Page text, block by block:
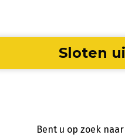
Sloten
Bent u op zoek